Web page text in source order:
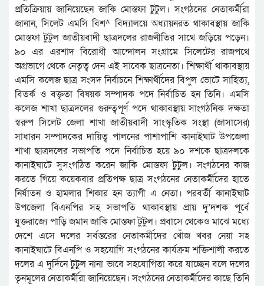
প্রতিক্রিয়ায় জানিয়েছেন জাকি মোস্তফা টুটুল। সংগঠনের নেতাকর্মীরা
জানান, সিলেট এমসি বিশ^ বিদ্যালয়ে অধ্যায়নরত থাকাবস্থায় জাকি
মোস্তফা টুটুল জাতীয়বাদী ছাত্রদলের রাজনীতির সাথে জড়িয়ে পড়েন।
৯০ এর এরশাদ বিরোধী আন্দোলন সংগ্রামে সিলেটের রাজপথে
অগ্রভাগে থেকে নেতৃত্ব দেন এই সাবেক ছাত্রনেতা। শিক্ষার্থী থাকাবস্থায়
এমসি কলেজ ছাত্র সংসদ নির্বাচনে শিক্ষার্থীদের বিপুল ভোটে সাহিত্য,
বিতর্ক ও বক্তৃতা বিষয়ক সম্পাদক পদে নির্বাচিত হন তিনি। এমসি
কলেজ শাখা ছাত্রদলের গুরুত্বপূর্ণ পদে থাকাবস্থায় সাংগঠনিক দক্ষতা
স্বরুপ সিলেট জেলা শাখা জাতীয়বাদী সাংস্কৃতিক সংস্থা (জাসাসের)
সাধারন সম্পাদকের দায়িত্ব পালনের পাশাপাশি কানাইঘাট উপজেলা
শাখা ছাত্রদলের সভাপতি পদে নির্বাচিত হয়ে ৯০ দশকে ছাত্রদলকে
কানাইঘাটে সুসংগঠিত করেন জাকি মোস্তফা টুটুল। সংগঠনের কাজ
করতে গিয়ে কয়েকবার প্রতিপক্ষ ছাত্র সংগঠনের নেতাকর্মীদের হাতে
নির্যাতন ও হামলার শিকার হন ত্যাগী এ নেতা। পরবর্তী কানাইঘাট
উপজেলা বিএনপির সহ সভাপতি থাকাবস্থায় প্রায় দু’দশক পূর্বে
যুক্তরাজ্যে পাড়ি জমান জাকি মোস্তফা টুটুল। প্রবাসে থেকেও মাঝে মধ্যে
দেশে এসে দলের সর্বস্তরের নেতাকর্মীদের খোঁজ খবর নেয়া সহ
কানাইঘাটে বিএনপি ও সহযোগি সংগঠনের কার্যক্রম শক্তিশালী করতে
দলের এ দুর্দিনে টুটুল নানা ভাবে সহযোগিতা করে যাচ্ছেন বলে দলের
তৃনমূলের নেতাকর্মীরা জানিয়েছেন। সংগঠনের নেতাকর্মীদের কাছে তিনি